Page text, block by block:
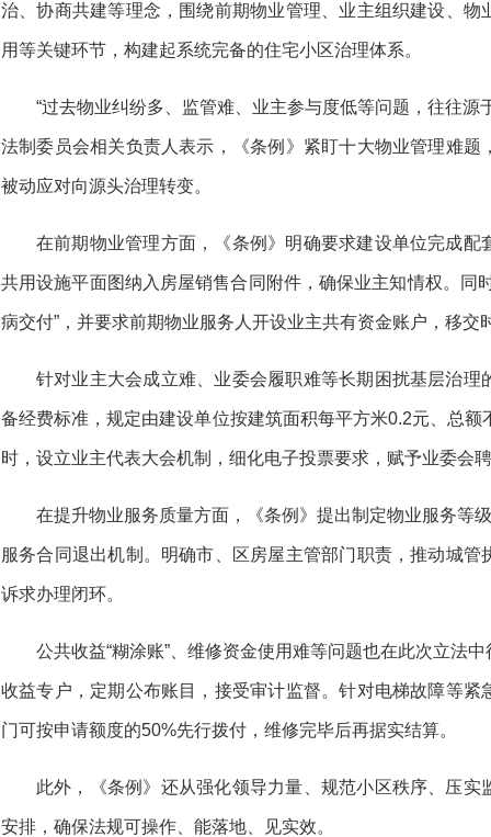
治、协商共建等理念，围绕前期物业管理、业主组织建设、
用等关键环节，构建起系统完备的住宅小区治理体系。
“过去物业纠纷多、监管难、业主参与度低等问题，往往源
法制委员会相关负责人表示，《条例》紧盯十大物业管理难
被动应对向源头治理转变。
在前期物业管理方面，《条例》明确要求建设单位完成
共用设施平面图纳入房屋销售合同附件，确保业主知情权。同
病交付”，并要求前期物业服务人开设业主共有资金账户，移交
针对业主大会成立难、业委会履职难等长期困扰基层治
备经费标准，规定由建设单位按建筑面积每平方米0.2元、总
时，设立业主代表大会机制，细化电子投票要求，赋予业委会
在提升物业服务质量方面，《条例》提出制定物业服务等
服务合同退出机制。明确市、区房屋主管部门职责，推动城
诉求办理闭环。
公共收益“糊涂账”、维修资金使用难等问题也在此次立法
收益专户，定期公布账目，接受审计监督。针对电梯故障等
门可按申请额度的50%先行拨付，维修完毕后再据实结算。
此外，《条例》还从强化领导力量、规范小区秩序、压
安排，确保法规可操作、能落地、见实效。